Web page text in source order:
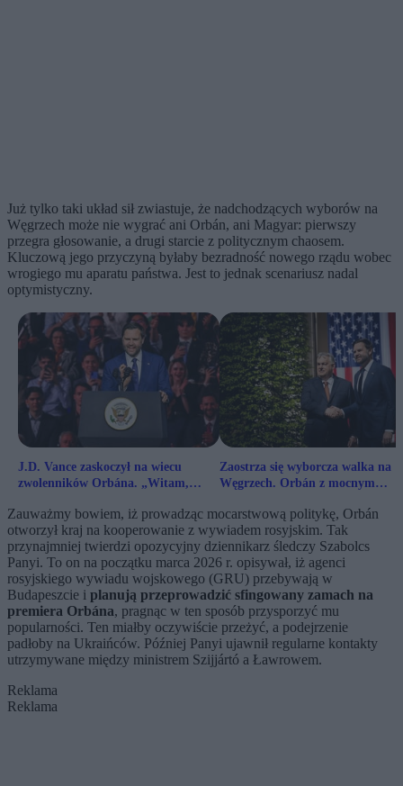
Już tylko taki układ sił zwiastuje, że nadchodzących wyborów na
Węgrzech może nie wygrać ani Orbán, ani Magyar: pierwszy
przegra głosowanie, a drugi starcie z politycznym chaosem.
Kluczową jego przyczyną byłaby bezradność nowego rządu wobec
wrogiego mu aparatu państwa. Jest to jednak scenariusz nadal
optymistyczny.
J.D. Vance zaskoczył na wiecu
zwolenników Orbána. „Witam,
Zaostrza się wyborcza walka na
Węgrzech. Orbán z mocnym
Zauważmy bowiem, iż prowadząc mocarstwową politykę, Orbán
otworzył kraj na kooperowanie z wywiadem rosyjskim. Tak
przynajmniej twierdzi opozycyjny dziennikarz śledczy Szabolcs
Panyi. To on na początku marca 2026 r. opisywał, iż agenci
rosyjskiego wywiadu wojskowego (GRU) przebywają w
Budapeszcie i planują przeprowadzić sfingowany zamach na
premiera Orbána, pragnąc w ten sposób przysporzyć mu
popularności. Ten miałby oczywiście przeżyć, a podejrzenie
padłoby na Ukraińców. Później Panyi ujawnił regularne kontakty
utrzymywane między ministrem Szijjártó a Ławrowem.
Reklama
Reklama